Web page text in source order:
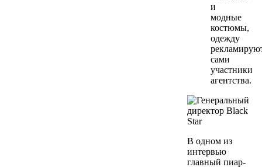
и
модные
костюмы,
одежду
сами
участники
агентства.
В одном из
интервью
главный пиар-